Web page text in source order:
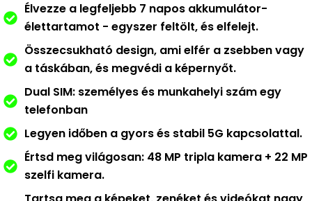
Élvezze a legfeljebb 7 napos akkumulátor-
élettartamot - egyszer feltölt, és elfelejt.
Összecsukható design, ami elfér a zsebben vagy
a táskában, és megvédi a képernyőt.
Dual SIM: személyes és munkahelyi szám egy
telefonban
Legyen időben a gyors és stabil 5G kapcsolattal.
Értsd meg világosan: 48 MP tripla kamera + 22 MP
szelfi kamera.